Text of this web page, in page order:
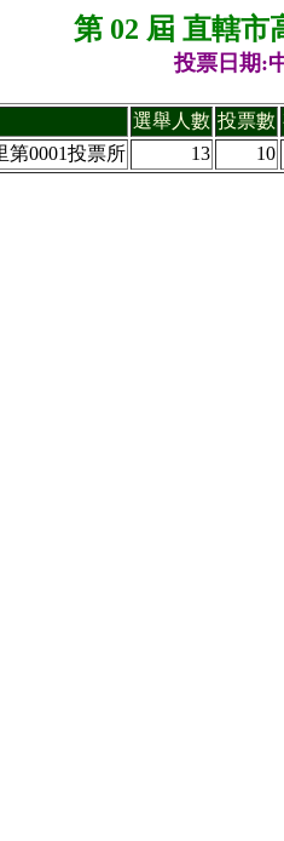
第 02 屆 直轄市
投票日期:
選舉人數 投票數
第0001投票所
13 10